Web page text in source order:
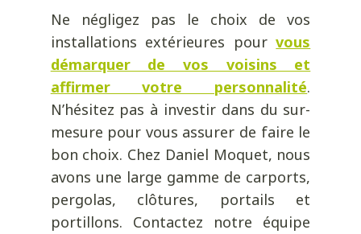
Ne négligez pas le choix de vos
installations extérieures pourvous
démarquer de vos voisins et
affirmer votre personnalité.
N’hésitez pas à investir dans du sur-
mesure pour vous assurer de faire le
bon choix. Chez Daniel Moquet, nous
avons une large gamme de carports,
pergolas, clôtures, portails et
portillons. Contactez notre équipe